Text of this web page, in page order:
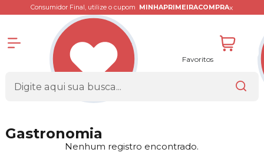
Consumidor Final, utilize o cupom MINHAPRIMEIRACOMPRAx
Favoritos
Gastronomia
Nenhum registro encontrado.